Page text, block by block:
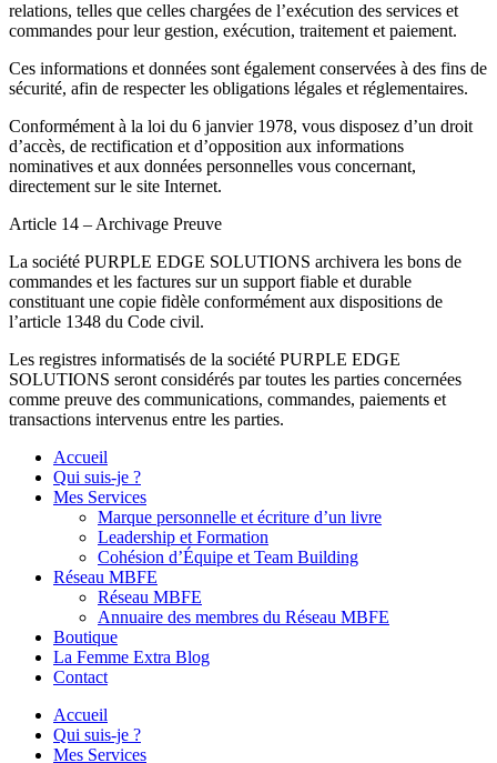
relations, telles que celles chargées de l’exécution des services et
commandes pour leur gestion, exécution, traitement et paiement.
Ces informations et données sont également conservées à des fins de
sécurité, afin de respecter les obligations légales et réglementaires.
Conformément à la loi du 6 janvier 1978, vous disposez d’un droit
d’accès, de rectification et d’opposition aux informations
nominatives et aux données personnelles vous concernant,
directement sur le site Internet.
Article 14 – Archivage Preuve
La société PURPLE EDGE SOLUTIONS archivera les bons de
commandes et les factures sur un support fiable et durable
constituant une copie fidèle conformément aux dispositions de
l’article 1348 du Code civil.
Les registres informatisés de la société PURPLE EDGE
SOLUTIONS seront considérés par toutes les parties concernées
comme preuve des communications, commandes, paiements et
transactions intervenus entre les parties.
Accueil
Qui suis-je ?
Mes Services
Marque personnelle et écriture d’un livre
Leadership et Formation
Cohésion d’Équipe et Team Building
Réseau MBFE
Réseau MBFE
Annuaire des membres du Réseau MBFE
Boutique
La Femme Extra Blog
Contact
Accueil
Qui suis-je ?
Mes Services